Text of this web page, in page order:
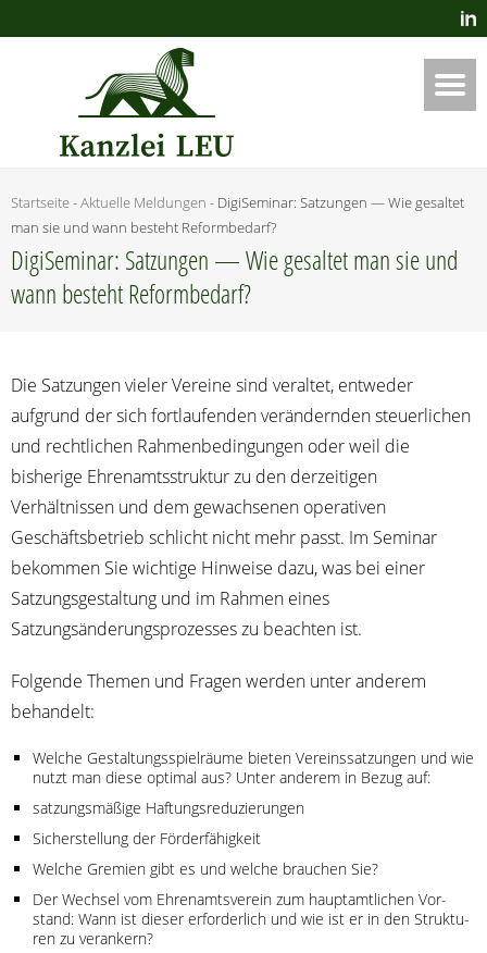
Startseite-Aktuelle Meldungen - Digi­Se­mi­nar: Sat­zun­gen — Wie ges­al­tet
man sie und wann besteht Reformbedarf?
Digi­Se­mi­nar: Sat­zun­gen — Wie ges­al­tet man sie und
wann besteht Reformbedarf?
Die Sat­zun­gen vie­ler Ver­ei­ne sind ver­al­tet, ent­we­der
auf­grund der sich fort­lau­fen­den ver­än­dern­den steu­er­li­chen
und recht­li­chen Rah­men­be­din­gun­gen oder weil die
bis­he­ri­ge Ehren­amts­struk­tur zu den der­zei­ti­gen
Ver­hält­nis­sen und dem gewach­se­nen ope­ra­ti­ven
Geschäfts­be­trieb schlicht nicht mehr passt. Im Semi­nar
bekom­men Sie wich­ti­ge Hin­wei­se dazu, was bei einer
Sat­zungs­ge­stal­tung und im Rah­men eines
Sat­zungs­än­de­rungs­pro­zes­ses zu beach­ten ist.
Fol­gen­de The­men und Fra­gen wer­den unter ande­rem
behandelt:
Wel­che Gestal­tungs­spiel­räu­me bie­ten Ver­eins­sat­zun­gen und wie
nutzt man die­se opti­mal aus? Unter ande­rem in Bezug auf:
sat­zungs­mä­ßi­ge Haftungsreduzierungen
Sicher­stel­lung der Förderfähigkeit
Wel­che Gre­mi­en gibt es und wel­che brau­chen Sie?
Der Wech­sel vom Ehren­amts­ver­ein zum haupt­amt­li­chen Vor­
stand: Wann ist die­ser erfor­der­lich und wie ist er in den Struk­tu­
ren zu verankern?